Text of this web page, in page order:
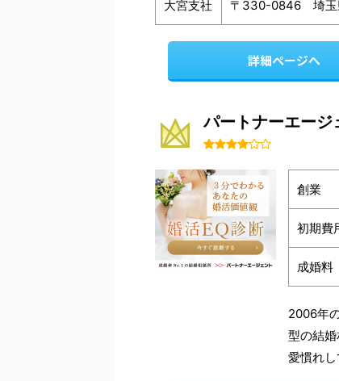
大宮支社 〒330-0846 埼玉
詳細ページへ
パートナーエージ
創業
初期費
成婚料
2006年
型の結
愛慣れし